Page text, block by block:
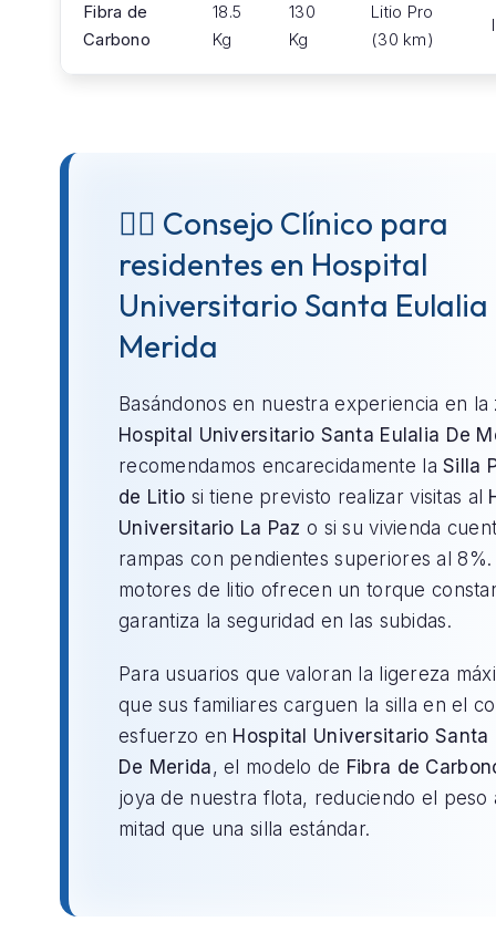
Fibra de
Carbono
18.5
Kg
130
Kg
Litio Pro
(30 km)
👨‍⚕️ Consejo Clínico para
residentes en Hospital
Universitario Santa Eulalia
Merida
Basándonos en nuestra experiencia en la
Hospital Universitario Santa Eulalia De
recomendamos encarecidamente laSilla
de Litio si tiene previsto realizar visitas al
Universitario La Paz o si su vivienda
rampas con pendientes superiores al 8%.
motores de litio ofrecen un torque
garantiza la seguridad en las subidas.
Para usuarios que valoran la ligereza
que sus familiares carguen la silla en el
esfuerzo en Hospital Universitario Santa
De Merida, el modelo de Fibra de
joya de nuestra flota, reduciendo el peso
mitad que una silla estándar.